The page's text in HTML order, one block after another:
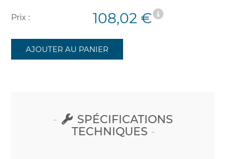
Prix : 108,02 €
AJOUTER AU PANIER
SPÉCIFICATIONS
TECHNIQUES